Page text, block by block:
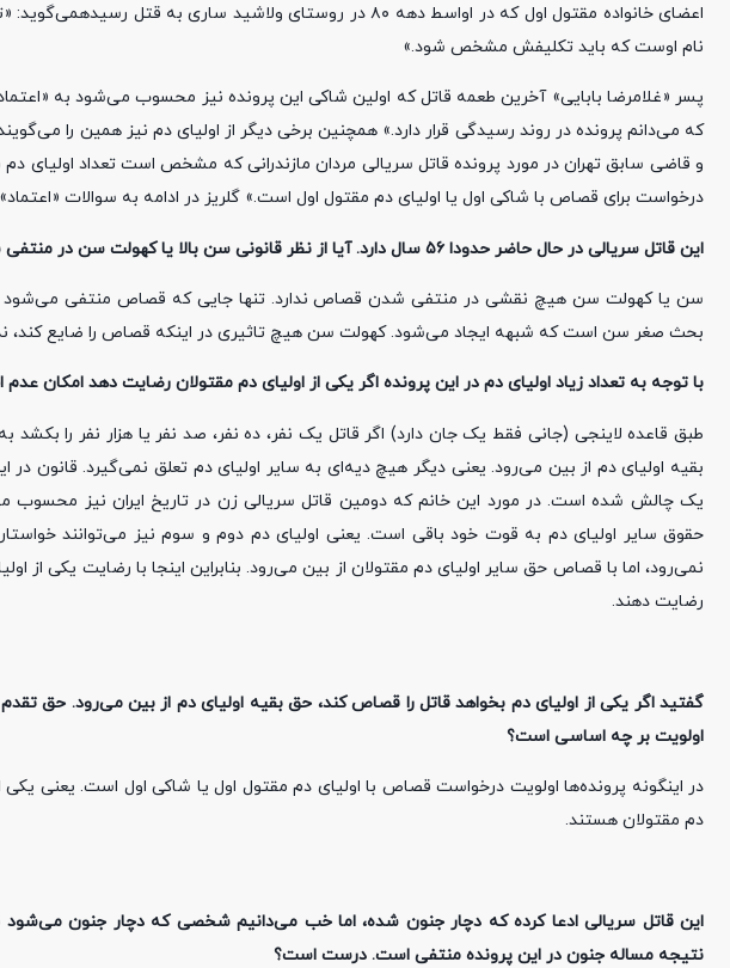
اعضای خانواده مقتول اول که در اواسط دهه ۸۰ در روستای ولاشید
نام اوست که باید تکلیفش مشخص شود.»
پسر «غلامرضا بابایی» آخرین طعمه قاتل که اولین شاکی این پرونده نیز محسوب می‌شود به
که می‌دانم پرونده در روند رسیدگی قرار دارد.» همچنین برخی دیگر از اولیای دم نیز همین را
و قاضی سابق تهران در مورد پرونده قاتل سریالی مردان مازندرانی که مشخص است تعداد اولیای دم
درخواست برای قصاص با شاکی اول یا اولیای دم مقتول اول است.» گلریز در ادامه به سوالات
این قاتل سریالی در حال حاضر حدودا ۵۶ سال دارد. آیا از نظر قانونی سن بالا یا کهولت سن در منتفی شدن اجرای حکم قصاص تاثیری دارد یا نه؟
بحث صغر سن است که شبهه ایجاد می‌شود. کهولت سن هیچ تاثیری در اینکه قصاص را ضایع کند،
با توجه به تعداد زیاد اولیای دم در این پرونده اگر یکی از اولیای دم مقتولان رضایت دهد امکان
طبق قاعده لاینجی (جانی فقط یک جان دارد) اگر قاتل یک نفر، ده نفر، صد نفر یا هزار نفر را
بقیه اولیای دم از بین می‌رود. یعنی دیگر هیچ دیه‌ای به سایر اولیای دم تعلق نمی‌گیرد. قانون
یک چالش شده است. در مورد این خانم که دومین قاتل سریالی زن در تاریخ ایران نیز محسوب
حقوق سایر اولیای دم به قوت خود باقی است. یعنی اولیای دم دوم و سوم نیز می‌توانند
نمی‌رود، اما با قصاص حق سایر اولیای دم مقتولان از بین می‌رود. بنابراین اینجا با رضایت یکی از
رضایت دهند.
گفتید اگر یکی از اولیای دم بخواهد قاتل را قصاص کند، حق بقیه اولیای دم از بین می‌رود. حق
اولویت بر چه اساسی است؟
در اینگونه پرونده‌ها اولویت درخواست قصاص با اولیای دم مقتول اول یا شاکی اول است. یعنی
دم مقتولان هستند.
این قاتل سریالی ادعا کرده که دچار جنون شده، اما خب می‌دانیم شخصی که دچار جنون
نتیجه مساله جنون در این پرونده منتفی است. درست است؟